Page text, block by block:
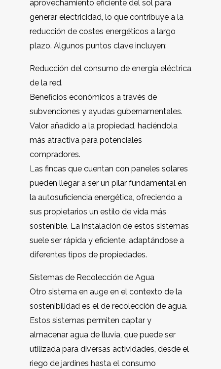
aprovechamiento eficiente del sol para
generar electricidad, lo que contribuye a la
reducción de costes energéticos a largo
plazo. Algunos puntos clave incluyen:
Reducción del consumo de energía eléctrica
de la red.
Beneficios económicos a través de
subvenciones y ayudas gubernamentales.
Valor añadido a la propiedad, haciéndola
más atractiva para potenciales
compradores.
Las fincas que cuentan con paneles solares
pueden llegar a ser un pilar fundamental en
la autosuficiencia energética, ofreciendo a
sus propietarios un estilo de vida más
sostenible. La instalación de estos sistemas
suele ser rápida y eficiente, adaptándose a
diferentes tipos de propiedades.
Sistemas de Recolección de Agua
Otro sistema en auge en el contexto de la
sostenibilidad es el de recolección de agua.
Estos sistemas permiten captar y
almacenar agua de lluvia, que puede ser
utilizada para diversas actividades, desde el
riego de jardines hasta el consumo